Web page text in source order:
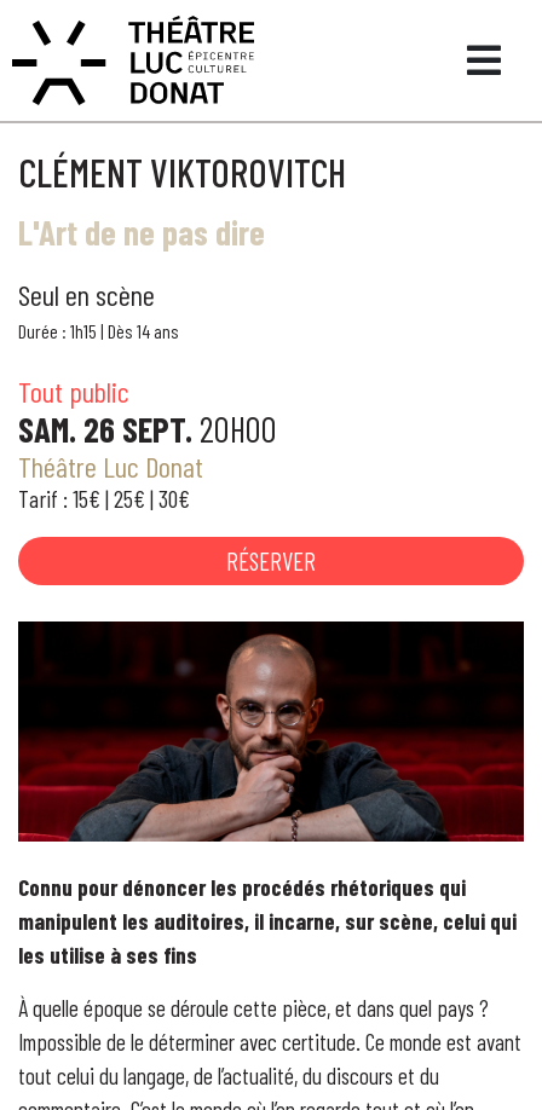
CLÉMENT VIKTOROVITCH
L'Art de ne pas dire
Seul en scène
Durée : 1h15 | Dès 14 ans
Tout public
SAM. 26 SEPT. 20H00
Théâtre Luc Donat
Tarif : 15€ | 25€ | 30€
RÉSERVER
Connu pour dénoncer les procédés rhétoriques qui
manipulent les auditoires, il incarne, sur scène, celui qui
les utilise à ses fins
À quelle époque se déroule cette pièce, et dans quel pays ?
Impossible de le déterminer avec certitude. Ce monde est avant
tout celui du langage, de l’actualité, du discours et du